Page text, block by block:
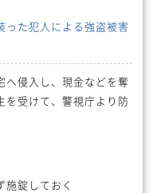
った犯人による強盗被害
へ侵入し、現金などを奪
を受けて、警視庁より防
施錠しておく